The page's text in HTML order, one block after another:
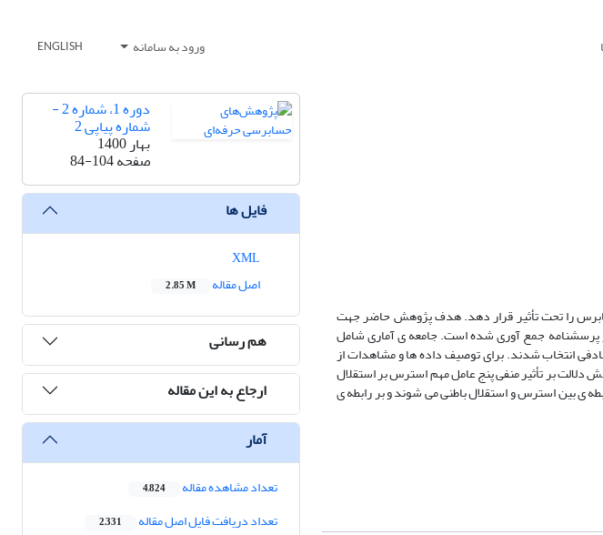
ورود به سامانه ENGLISH
را تحت تأثیر قرار دهد. هدف پژوهش حاضر جهت
پرسشنامه جمع آوری شده است. جامعه ی آماری شامل
شهر ارومیه به تعداد 175 نفر به روش نمونه گیری تصادفی انتخاب شدند. برای توصیف داده ها و مشاهدات از
بر تأثیر منفی پنج عامل مهم استرس بر استقلال
ی بین استرس و استقلال باطنی می شوند و بر رابطه ی
دوره 1، شماره 2 -
شماره پیاپی 2
بهار 1400
صفحه84-104
فایل ها
اصل مقاله
2.85 M
هم رسانی
ارجاع به این مقاله
آمار
تعداد مشاهده مقاله 4,824
تعداد دریافت فایل اصل مقاله 2,331